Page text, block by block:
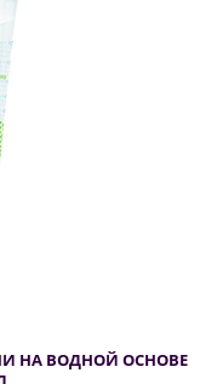
НА ВОДНОЙ ОСНОВЕ